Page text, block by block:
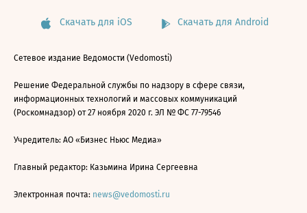
Скачать для iOS Скачать для Android
Сетевое издание Ведомости (Vedomosti)
Решение Федеральной службы по надзору в сфере связи,
информационных технологий и массовых коммуникаций
(Роскомнадзор) от 27 ноября 2020 г. ЭЛ № ФС 77-79546
Учредитель: АО «Бизнес Ньюс Медиа»
Главный редактор: Казьмина Ирина Сергеевна
Электронная почта: news@vedomosti.ru